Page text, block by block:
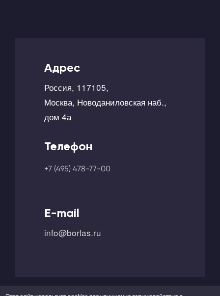
Адрес
Россия, 117105,
Москва, Новоданиловская наб.,
дом 4а
Телефон
+7 (495) 478-77-00
E-mail
info@borlas.ru